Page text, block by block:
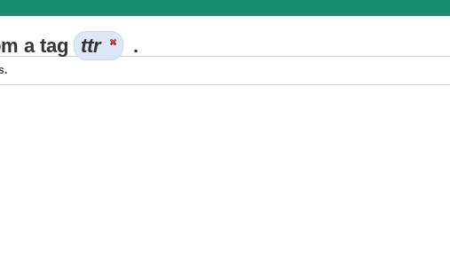
a tag ttr .